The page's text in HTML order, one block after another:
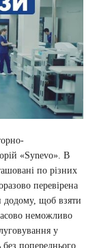
«Synevo». В
по різних
перевірена
додому, щоб взяти
неможливо
у
попереднього